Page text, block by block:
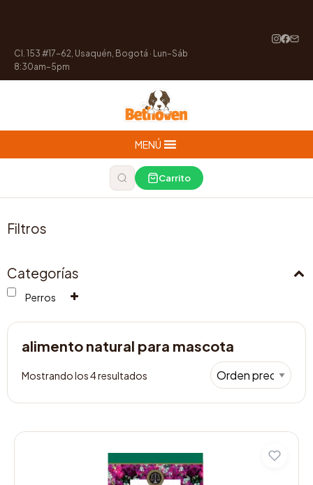
Cl. 153 #17-62, Usaquén, Bogotá · Lun–Sáb
8:30am–5pm
MENÚ
Carrito
Filtros
Categorías
Perros
alimento natural para mascota
Mostrando los 4 resultados